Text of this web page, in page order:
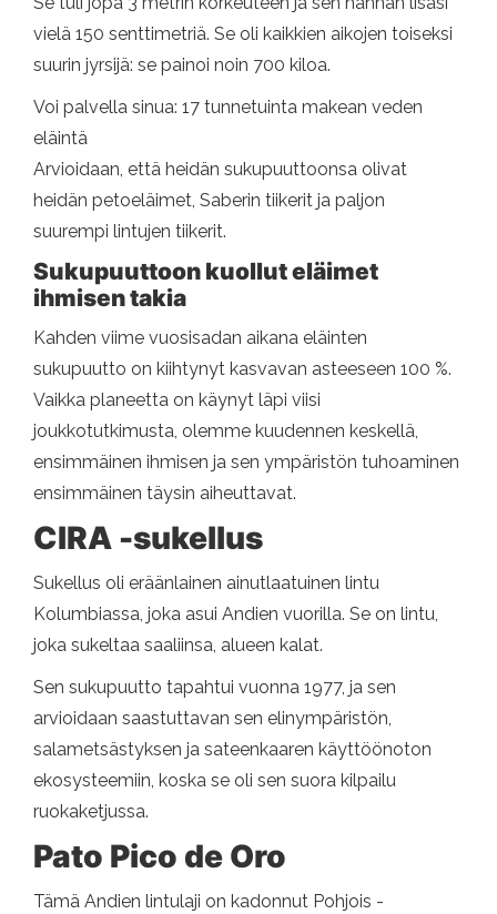
vielä 150 senttimetriä. Se oli kaikkien aikojen toiseksi
suurin jyrsijä: se painoi noin 700 kiloa.
Voi palvella sinua: 17 tunnetuinta makean veden
eläintä
Arvioidaan, että heidän sukupuuttoonsa olivat
heidän petoeläimet, Saberin tiikerit ja paljon
suurempi lintujen tiikerit.
Sukupuuttoon kuollut eläimet
ihmisen takia
Kahden viime vuosisadan aikana eläinten
sukupuutto on kiihtynyt kasvavan asteeseen 100 %.
Vaikka planeetta on käynyt läpi viisi
joukkotutkimusta, olemme kuudennen keskellä,
ensimmäinen ihmisen ja sen ympäristön tuhoaminen
ensimmäinen täysin aiheuttavat.
CIRA -sukellus
Sukellus oli eräänlainen ainutlaatuinen lintu
Kolumbiassa, joka asui Andien vuorilla. Se on lintu,
joka sukeltaa saaliinsa, alueen kalat.
Sen sukupuutto tapahtui vuonna 1977, ja sen
arvioidaan saastuttavan sen elinympäristön,
salametsästyksen ja sateenkaaren käyttöönoton
ekosysteemiin, koska se oli sen suora kilpailu
ruokaketjussa.
Pato Pico de Oro
Tämä Andien lintulaji on kadonnut Pohjois -